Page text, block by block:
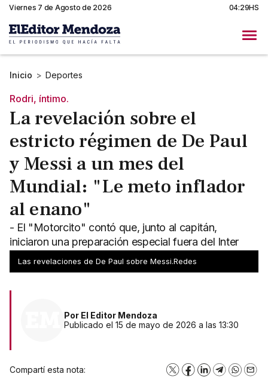
Viernes 7 de Agosto de 2026 04:29HS
Inicio > Deportes
Rodri, íntimo.
La revelación sobre el
estricto régimen de De Paul
y Messi a un mes del
Mundial: "Le meto inflador
al enano"
- El "Motorcito" contó que, junto al capitán,
iniciaron una preparación especial fuera del Inter
Miami - "Le meto inflador a morir", dijo entre risas
Las revelaciones de De Paul sobre Messi.Redes
Por El Editor Mendoza
Publicado el 15 de mayo de 2026 a las 13:30
Compartí esta nota: X Facebook
LinkedInTelegram